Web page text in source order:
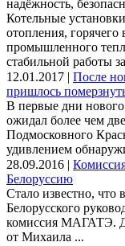
Котельные
отопления,
промышленного
стабильной работы
12.01.2017 | После
пришлось
В первые дни
ожидал более чем
Подмосковного
удивлением
28.09.2016 |
Белоруссию
Стало известно, что
Белорусского
комиссия МАГАТЭ.
от Михаила ...